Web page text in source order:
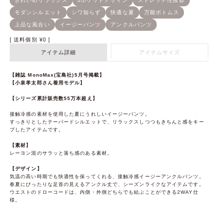
送料個別 ¥0
アイテム詳細 アイテムサイズ
【雑誌 MonoMax(宝島社)5月号掲載】
【小泉孝太郎さん着用モデル】
【シリーズ累計販売数55万本超え】
接触冷感の素材を使用した夏にうれしいイージーパンツ。
すっきりとしたテーパードシルエットで、リラックスしつつもきちんと感をキー
プしたアイテムです。
【素材】
レーヨン混のサラッと落ち感のある素材。
【デザイン】
気温の高い時期でも快適性を保ってくれる、接触冷感イージーアンクルパンツ。
春夏にぴったりな足首の見えるアンクル丈で、シーズンライクなアイテムです。
ウエストのドローコードは、内側・外側どちらでも結ぶことができる2WAY仕
様。